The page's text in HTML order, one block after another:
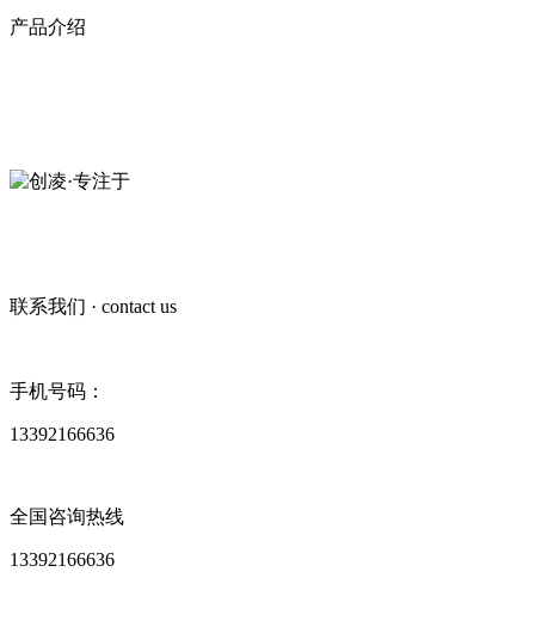
产品介绍
联系我们 · contact us
手机号码：
13392166636
全国咨询热线
13392166636